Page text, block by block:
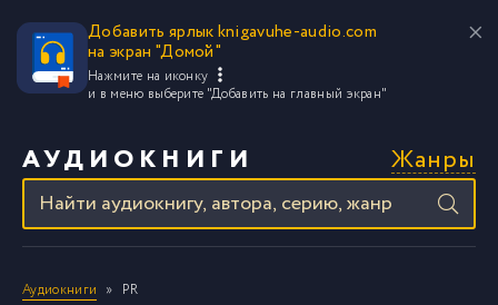
Добавить ярлык knigavuhe-audio.com
на экран "Домой"
Нажмите на иконку
и в меню выберите "Добавить на главный экран"
АУДИОКНИГИ Жанры
Аудиокниги PR